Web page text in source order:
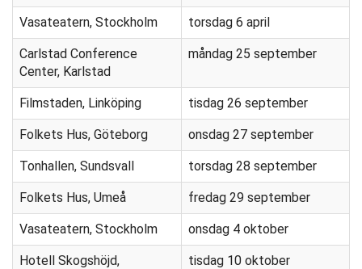
Vasateatern, Stockholm torsdag 6 april
Carlstad Conference
Center, Karlstad
måndag 25 september
Filmstaden, Linköping tisdag 26 september
Folkets Hus, Göteborg onsdag 27 september
Tonhallen, Sundsvall torsdag 28 september
Folkets Hus, Umeå fredag 29 september
Vasateatern, Stockholm onsdag 4 oktober
Hotell Skogshöjd,
tisdag 10 oktober